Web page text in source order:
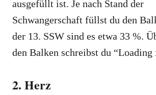
ausgefüllt ist. Je nach Stand der
Schwangerschaft füllst du den
der 13. SSW sind es etwa 33 %.
den Balken schreibst du “Loading
2. Herz